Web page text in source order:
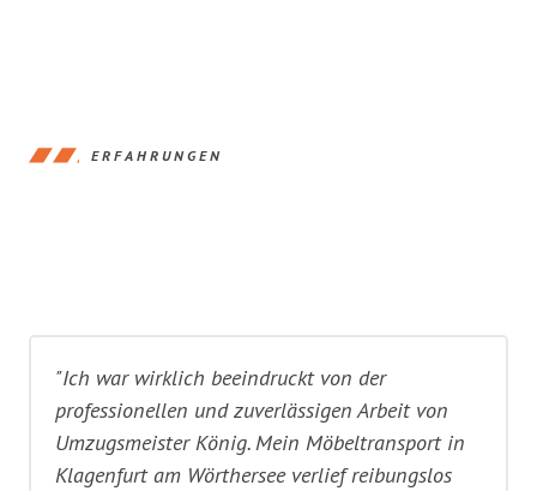
ERFAHRUNGEN
"Ich war wirklich beeindruckt von der
professionellen und zuverlässigen Arbeit von
Umzugsmeister König. Mein Möbeltransport in
Klagenfurt am Wörthersee verlief reibungslos